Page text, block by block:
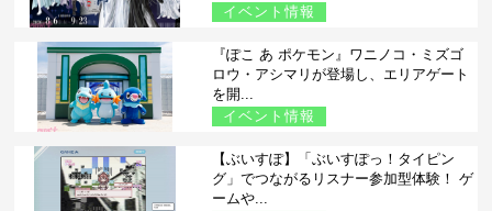
イベント情報
『ぽこ あ ポケモン』ワニノコ・ミズゴ
ロウ・アシマリが登場し、エリアゲート
を開...
イベント情報
【ぶいすぽ】「ぶいすぽっ！タイピン
グ」でつながるリスナー参加型体験！ ゲ
ームや...